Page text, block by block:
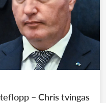
– Chris tvingas